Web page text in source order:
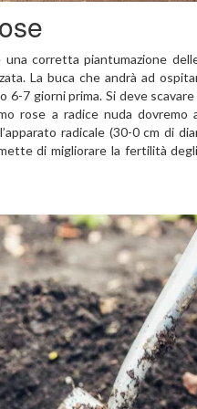
corretta piantumazione
La buca che andrà ad
7 giorni prima. Si deve
rose a radice nuda dovremo
radicale (30-0 cm di
di migliorare la fertilità